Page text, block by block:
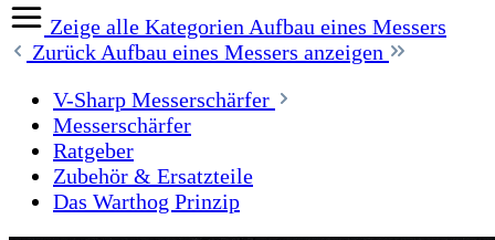
Zeige alle Kategorien Aufbau eines Messers
Zurück Aufbau eines Messers anzeigen
V-Sharp Messerschärfer
Messerschärfer
Ratgeber
Zubehör & Ersatzteile
Das Warthog Prinzip